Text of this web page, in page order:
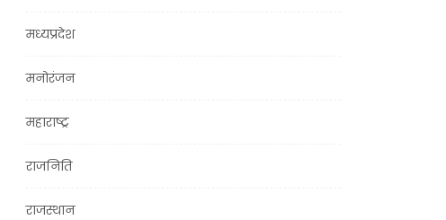
मध्यप्रदेश
मनोरंजन
महाराष्ट्र
राजनिति
राजस्थान